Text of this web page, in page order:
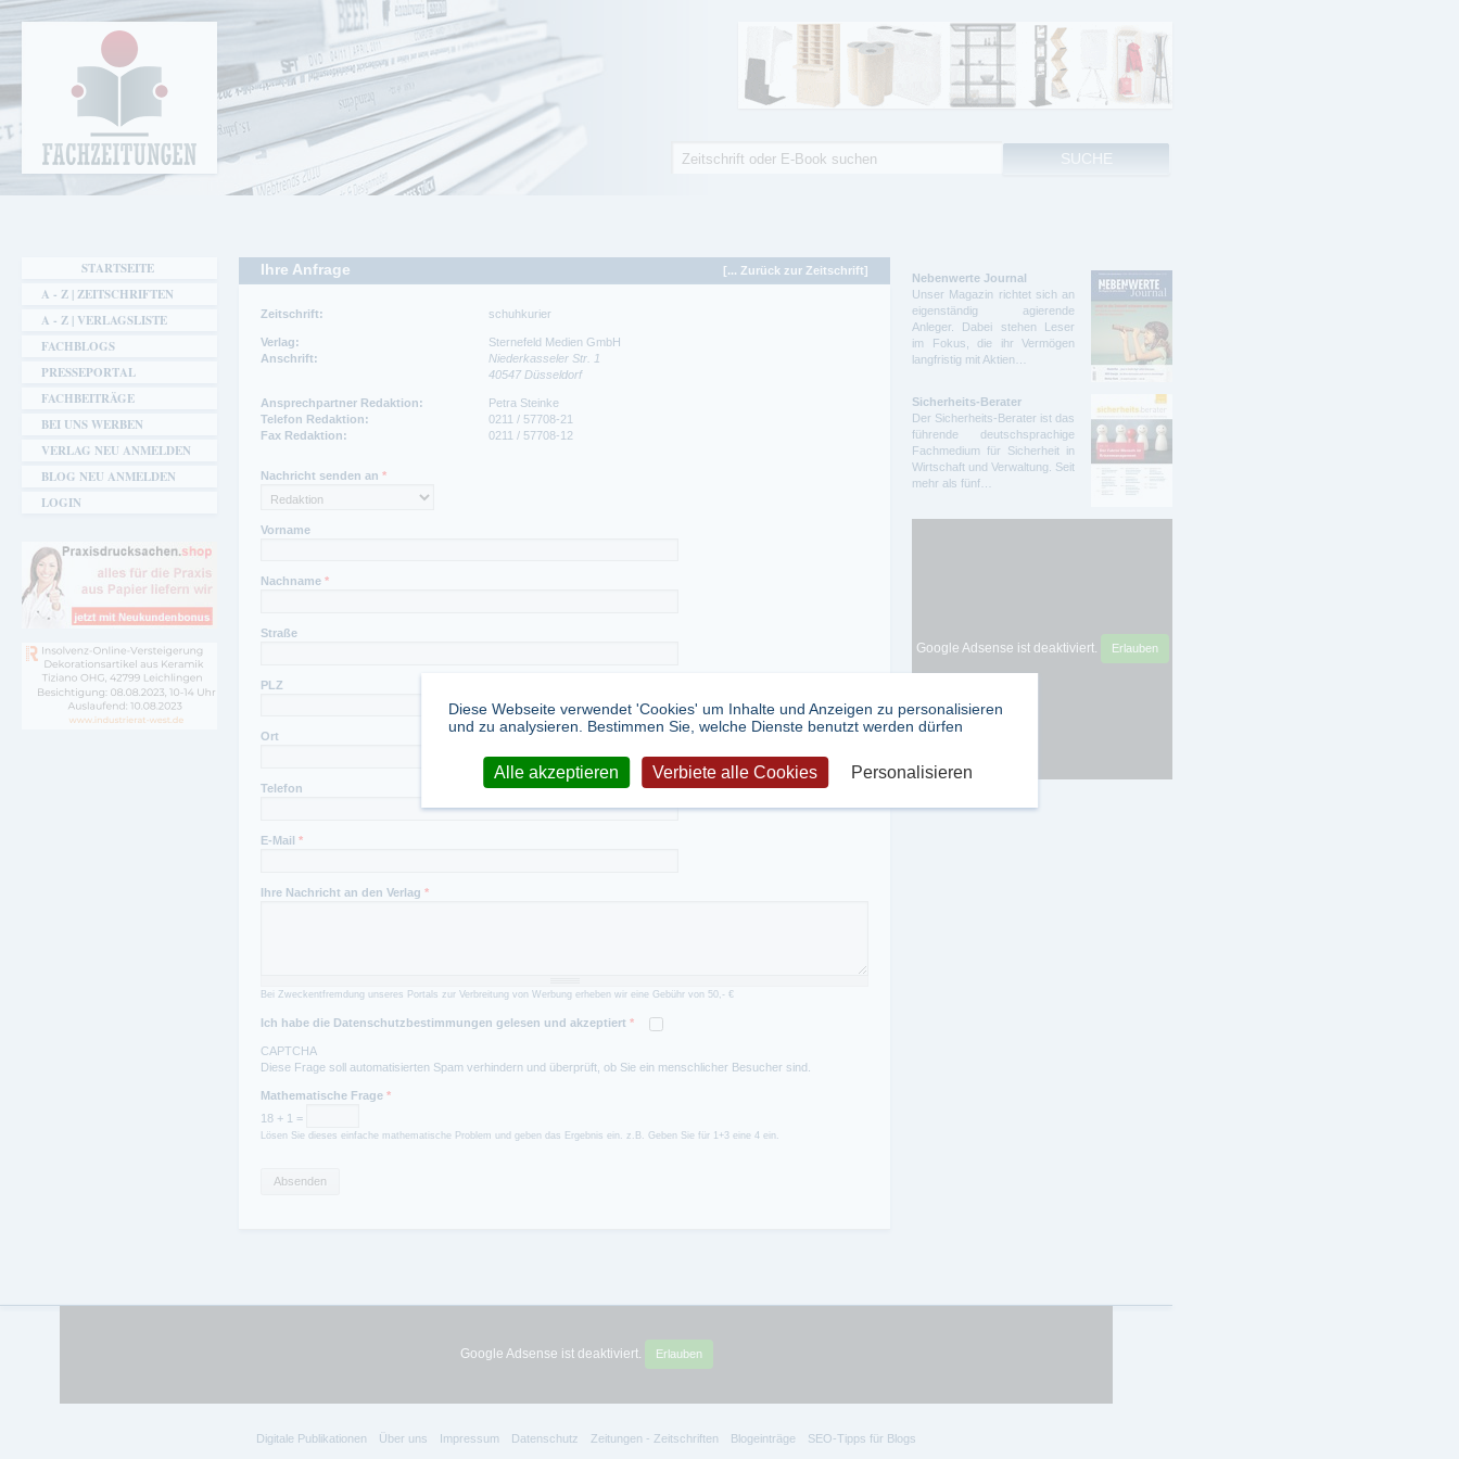
Fachzeitungen.de - Das unabhängige Portal
für Fachmagazine Fachpublikationen &
eBooks
Ihre Anfrage [... Zurück zur Zeitschrift]
Zeitschrift: schuhkurier
Verlag:
Sternefeld Medien GmbH
Anschrift:
Niederkasseler Str. 1
40547 Düsseldorf
Ansprechpartner:
Dagmar Brumme
Telefon:
+49 211 577 0812
Telefon:
0211 / 57708-37
Fax:
Ansprechpartner Redaktion:
Petra Steinke
Telefon Redaktion:
0211 / 57708-21
Fax Redaktion:
0211 / 57708-12
Nachricht senden an *
Vorname
Nachname *
Straße
PLZ
Ort
Telefon
E-Mail *
Ihre Nachricht an den Verlag *
Bei Zweckentfremdung unseres Portals zur Verbreitung von Werbung erheben wir eine Gebühr von 50,- €
Ich habe die Datenschutzbestimmungen gelesen und akzeptiert *
CAPTCHA
Diese Frage soll automatisierten Spam verhindern und überprüft, ob Sie ein menschlicher Besucher sind.
Mathematische Frage *
18 + 1 =
Lösen Sie dieses einfache mathematische Problem und geben das Ergebnis ein. z.B. Geben Sie für 1+3 eine 4 ein.
STARTSEITE
A - Z | ZEITSCHRIFTEN
A - Z | VERLAGSLISTE
FACHBLOGS
PRESSEPORTAL
FACHBEITRÄGE
BEI UNS WERBEN
VERLAG NEU ANMELDEN
BLOG NEU ANMELDEN
LOGIN
Nebenwerte Journal
Unser Magazin richtet sich an
eigenständig agierende
Anleger. Dabei stehen Leser
im Fokus, die ihr Vermögen
langfristig mit Aktien…
Sicherheits-Berater
Der Sicherheits-Berater ist das
führende deutschsprachige
Fachmedium für Sicherheit in
Wirtschaft und Verwaltung. Seit
mehr als fünf…
Google Adsense ist deaktiviert. Erlauben
Suchformular
Google Adsense ist deaktiviert. Erlauben
Digitale Publikationen Über uns Impressum Datenschutz Zeitungen - Zeitschriften Blogeinträge SEO-Tipps für Blogs
Diese Webseite verwendet 'Cookies' um Inhalte und Anzeigen zu personalisieren
und zu analysieren. Bestimmen Sie, welche Dienste benutzt werden dürfen
Alle akzeptieren Verbiete alle Cookies Personalisieren